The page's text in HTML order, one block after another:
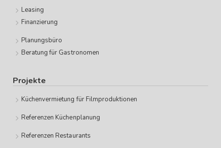
Leasing
Finanzierung
Planungsbüro
Beratung für Gastronomen
Projekte
Küchenvermietung für Filmproduktionen
Referenzen Küchenplanung
Referenzen Restaurants